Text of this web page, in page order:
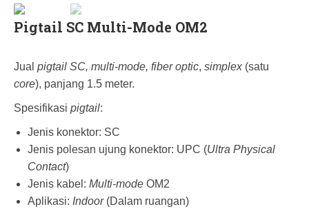
Pigtail SC Multi-Mode OM2
Jual pigtail SC, multi-mode, fiber optic, simplex(satu
core), panjang 1.5 meter.
Spesifikasi pigtail:
Jenis konektor: SC
Jenis polesan ujung konektor: UPC (Ultra Physical
Contact)
Jenis kabel: Multi-mode OM2
Aplikasi: Indoor(Dalam ruangan)